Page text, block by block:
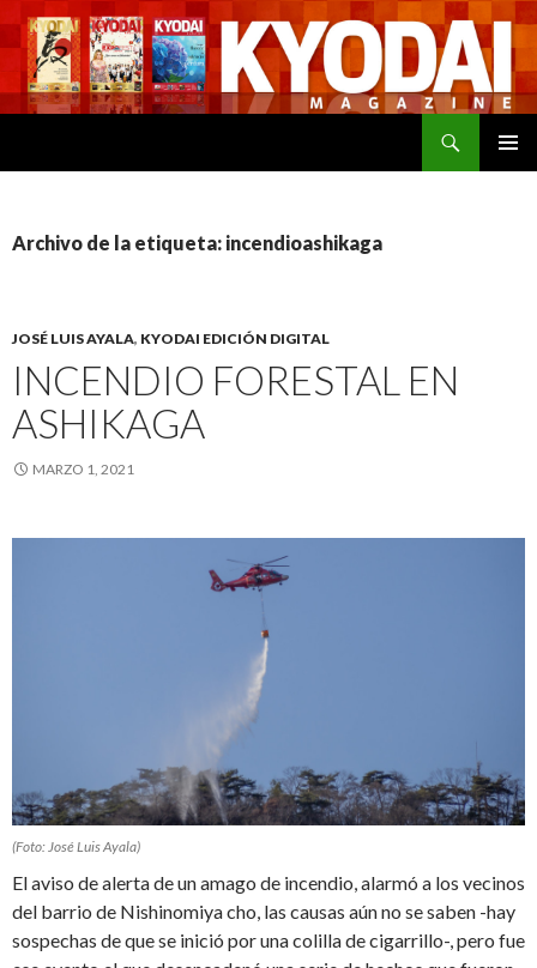
Archivo de la etiqueta: incendioashikaga
JOSÉ LUIS AYALA, KYODAI EDICIÓN DIGITAL
INCENDIO FORESTAL EN
ASHIKAGA
MARZO 1, 2021
(Foto: José Luis Ayala)
El aviso de alerta de un amago de incendio, alarmó a los vecinos
del barrio de Nishinomiya cho, las causas aún no se saben -hay
sospechas de que se inició por una colilla de cigarrillo-, pero fue